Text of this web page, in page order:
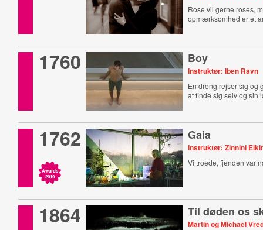
Rose vil gerne roses,
opmærksomhed er et
1760 Boy
Instruktør: Iben Ravn
En dreng rejser sig og
at finde sig selv og sin
1762
Awards
2019
Gaia
Instruktør: Zinnini
Vi troede, fjenden var
1864 Til døden os
Martin og Michael